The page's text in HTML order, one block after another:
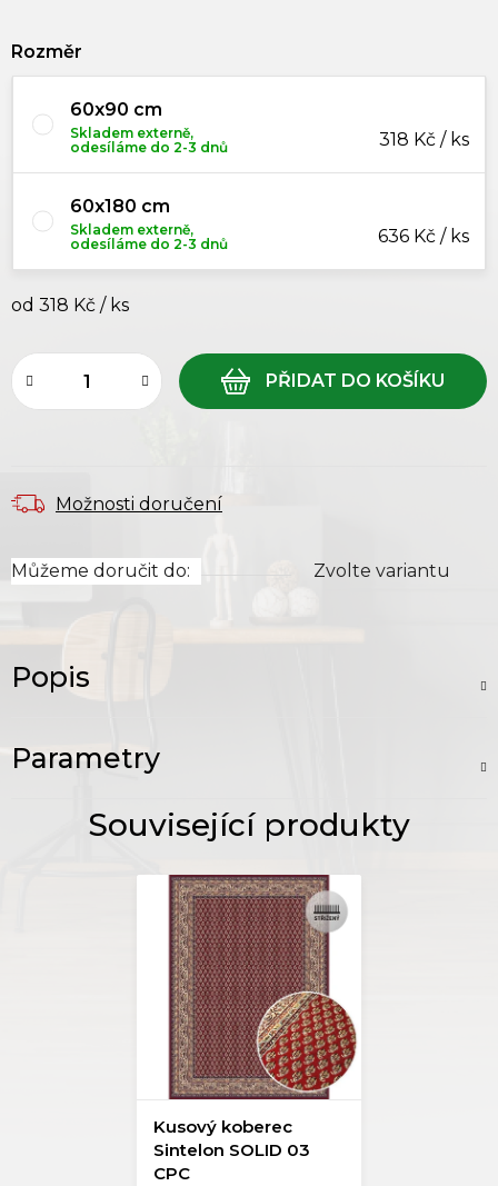
Můžeme doručit do: Zvolte variantu
Rozměr
60x90 cm
Skladem externě,
odesíláme do 2-3 dnů
318 Kč / ks
60x180 cm
Skladem externě,
odesíláme do 2-3 dnů
636 Kč / ks
od 318 Kč / ks
Možnosti doručení
Popis
Parametry
Kusový koberec
Sintelon SOLID 03
CPC